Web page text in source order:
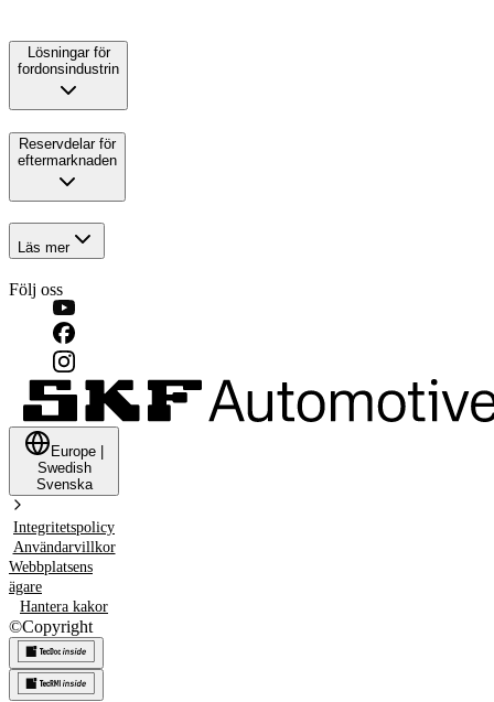
Lösningar för
fordonsindustrin
Reservdelar för
eftermarknaden
Läs mer
Följ oss
Europe
Swedish
Svenska
Integritetspolicy
Användarvillkor
Webbplatsens
ägare
Hantera kakor
©Copyright